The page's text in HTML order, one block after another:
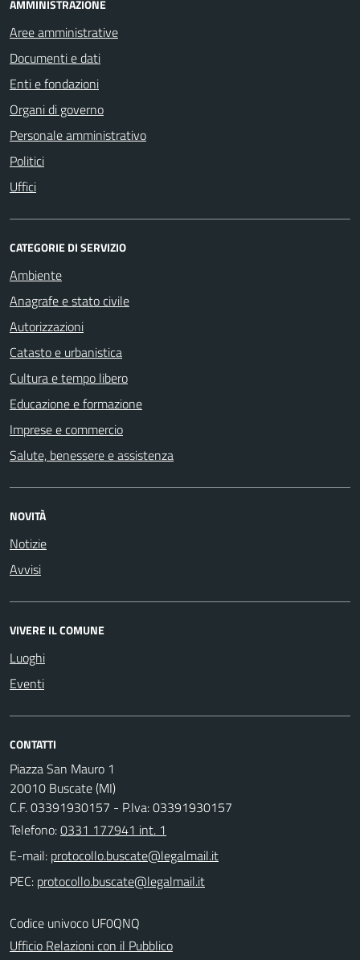
AMMINISTRAZIONE
Aree amministrative
Documenti e dati
Enti e fondazioni
Organi di governo
Personale amministrativo
Politici
Uffici
CATEGORIE DI SERVIZIO
Ambiente
Anagrafe e stato civile
Autorizzazioni
Catasto e urbanistica
Cultura e tempo libero
Educazione e formazione
Imprese e commercio
Salute, benessere e assistenza
NOVITÀ
Notizie
Avvisi
VIVERE IL COMUNE
Luoghi
Eventi
CONTATTI
Piazza San Mauro 1
20010 Buscate (MI)
C.F. 03391930157 - P.Iva: 03391930157
Telefono:0331 177941 int. 1
E-mail:
PEC:
Codice univoco UF0QNQ
Ufficio Relazioni con il Pubblico